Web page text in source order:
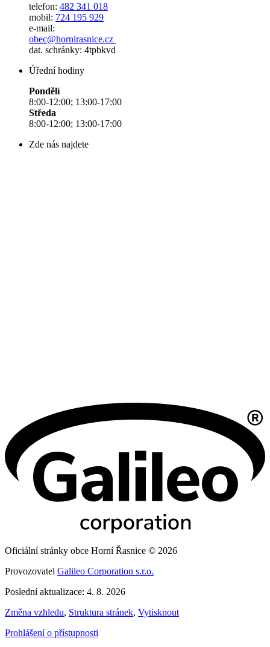
telefon: 482 341 018
mobil: 724 195 929
e-mail:
obec@hornirasnice.cz
dat. schránky: 4tpbkvd
Úřední hodiny
Pondělí
8:00-12:00; 13:00-17:00
Středa
8:00-12:00; 13:00-17:00
Zde nás najdete
Oficiální stránky obce Horní Řasnice © 2026
Provozovatel Galileo Corporation s.r.o.
Poslední aktualizace: 4. 8. 2026
Změna vzhledu, Struktura stránek, Vytisknout
Prohlášení o přístupnosti